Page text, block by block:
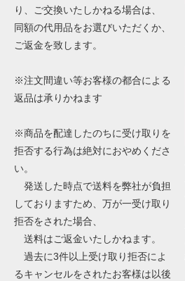
り、ご交換いたしかねる場合は、
同額の代用品をお選びいただくか、
ご返金を致します。
※注文間違い等お客様の都合による
返品は承りかねます
※商品を配達したのちに受け取りを
拒否する行為は絶対におやめくださ
い。
発送した時点で送料を弊社が負担
しておりますため、万が一受け取り
拒否をされた場合、
送料はご返金いたしかねます。
過去に3件以上受け取り拒否によ
るキャンセルをされたお客様は以後